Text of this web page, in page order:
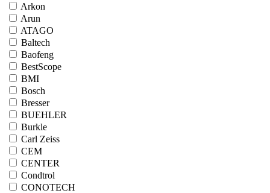
Arkon
Arun
ATAGO
Baltech
Baofeng
BestScope
BMI
Bosch
Bresser
BUEHLER
Burkle
Carl Zeiss
CEM
CENTER
Condtrol
CONOTECH